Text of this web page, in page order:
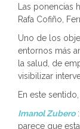
Las ponencias
Rafa Cofiño,
Uno de los
entornos más
la salud, de
visibilizar
En este
Imanol Zubero:
parece que